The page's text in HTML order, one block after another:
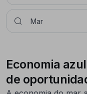
Economia
de